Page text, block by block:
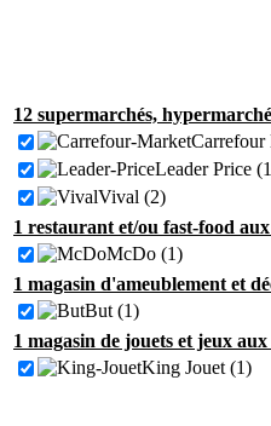
12 supermarchés,
Carrefour
Leader Price
Vival (2)
1 restaurant et/ou fast-food
McDo (1)
1 magasin d'ameublement et
But (1)
1 magasin de jouets et jeux
King Jouet (1)